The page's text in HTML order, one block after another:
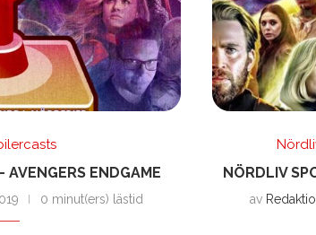
AVENGERS ENDGAME
0 minut(ers) lästid
NÖRDLIV
av